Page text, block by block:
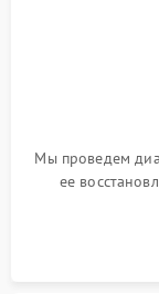
Мы проведем
ее